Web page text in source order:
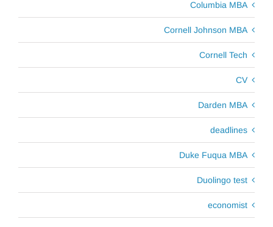
Columbia MBA
Cornell Johnson MBA
Cornell Tech
CV
Darden MBA
deadlines
Duke Fuqua MBA
Duolingo test
economist